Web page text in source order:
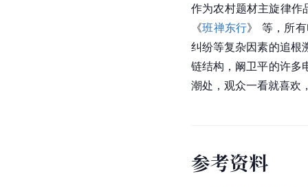
作为农村题材主旋律作
《班禅东行》 等，所
纠纷等复杂因素的追根
链结构，阚卫平的许多
潮处，观众一看就喜欢
参考资料